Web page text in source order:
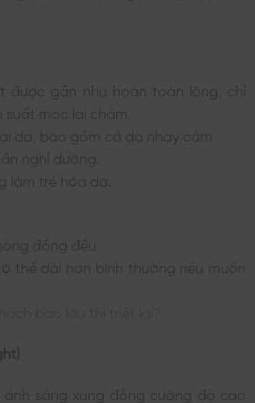
được gần nhu hoàn toàn lông, chỉ
suất mọc lại chậm.
da, bao gồm cả da nhạy cảm.
nghỉ dưỡng.
làm trẻ hóa da.
đồng đều
thể dài hơn bình thường nếu muốn
ánh sáng xung động cường độ cao